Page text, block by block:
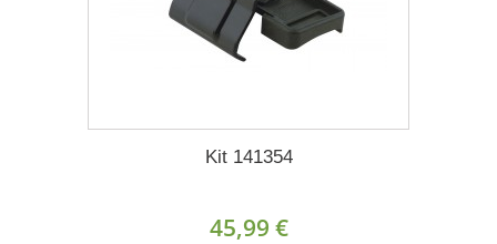
Kit 141354
45,99 €